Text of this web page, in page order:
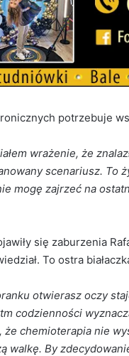
potrzebuje
wrażenie, że
scenariusz. To
mogę zajrzeć na
się zaburzenia
To ostra
otwierasz oczy
codzienności
chemioterapia nie
walkę. By